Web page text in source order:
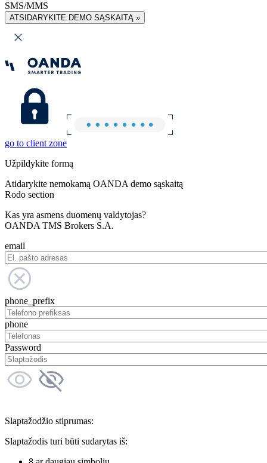
SMS/MMS
ATSIDARYKITE DEMO SĄSKAITĄ »
go to client zone
Užpildykite formą
Atidarykite nemokamą OANDA demo sąskaitą
Rodo section
Kas yra asmens duomenų valdytojas?
OANDA TMS Brokers S.A.
email
phone_prefix
phone
Password
Slaptažodžio stiprumas:
Slaptažodis turi būti sudarytas iš: